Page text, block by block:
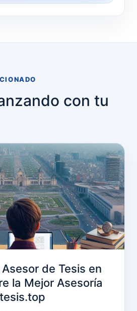
con tu
de Tesis en
la Mejor Asesoría